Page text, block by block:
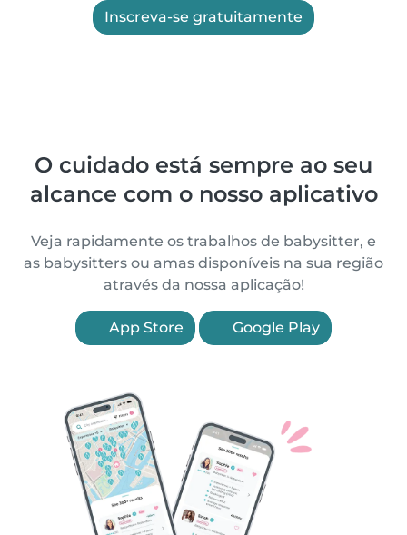
Inscreva-se gratuitamente
O cuidado está sempre ao seu
alcance com o nosso aplicativo
Veja rapidamente os trabalhos de babysitter, e
as babysitters ou amas disponíveis na sua região
através da nossa aplicação!
App Store Google Play